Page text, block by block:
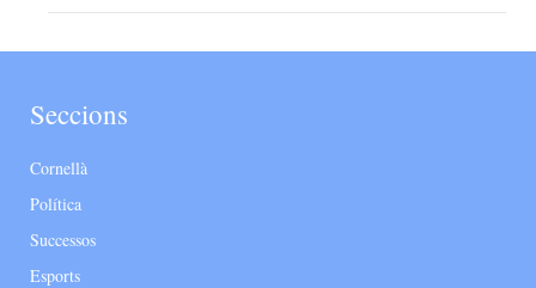
Seccions
Cornellà
Política
Successos
Esports